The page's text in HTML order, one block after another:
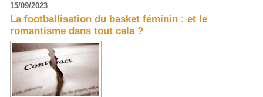
15/09/2023
La footballisation du basket féminin : et le
romantisme dans tout cela ?